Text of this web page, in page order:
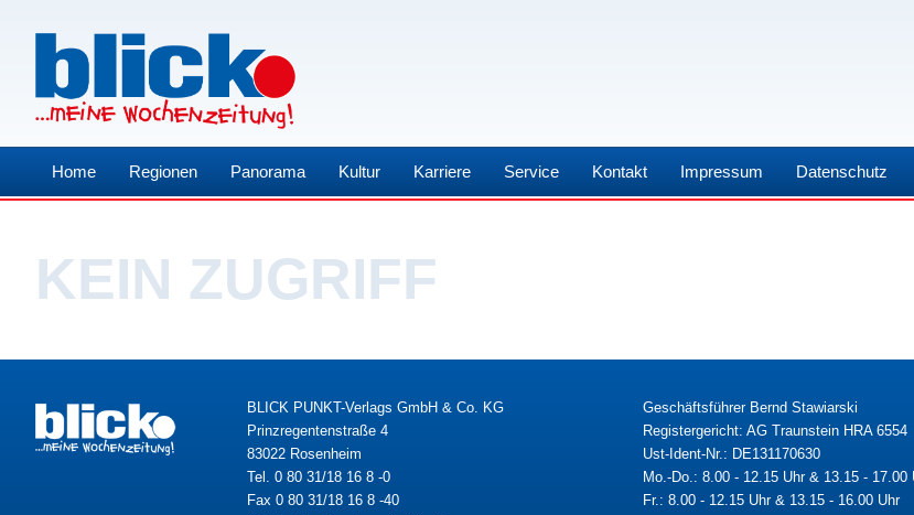
Home Regionen Panorama Kultur Karriere Service Kontakt Impressum Datenschutz
KEIN ZUGRIFF
BLICK PUNKT-Verlags GmbH & Co. KG
Prinzregentenstraße 4
83022 Rosenheim
Tel. 0 80 31/18 16 8 -0
Fax 0 80 31/18 16 8 -40
Geschäftsführer Bernd Stawiarski
Registergericht: AG Traunstein HRA 6554
Ust-Ident-Nr.: DE131170630
Mo.-Do.: 8.00 - 12.15 Uhr & 13.15 - 17.00
Fr.: 8.00 - 12.15 Uhr & 13.15 - 16.00 Uhr